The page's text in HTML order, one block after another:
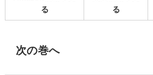
る
る
次の巻へ